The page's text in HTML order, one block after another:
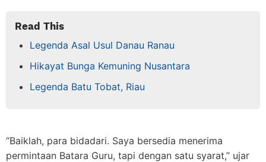
Read This
Legenda Asal Usul Danau Ranau
Hikayat Bunga Kemuning Nusantara
Legenda Batu Tobat, Riau
“Baiklah, para bidadari. Saya bersedia menerima
permintaan Batara Guru, tapi dengan satu syarat,” ujar